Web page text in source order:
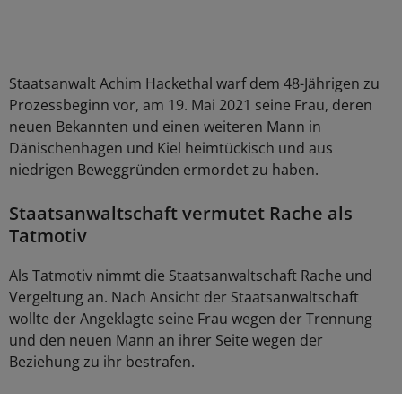
Staatsanwalt Achim Hackethal warf dem 48-Jährigen zu
Prozessbeginn vor, am 19. Mai 2021 seine Frau, deren
neuen Bekannten und einen weiteren Mann in
Dänischenhagen und Kiel heimtückisch und aus
niedrigen Beweggründen ermordet zu haben.
Staatsanwaltschaft vermutet Rache als
Tatmotiv
Als Tatmotiv nimmt die Staatsanwaltschaft Rache und
Vergeltung an. Nach Ansicht der Staatsanwaltschaft
wollte der Angeklagte seine Frau wegen der Trennung
und den neuen Mann an ihrer Seite wegen der
Beziehung zu ihr bestrafen.